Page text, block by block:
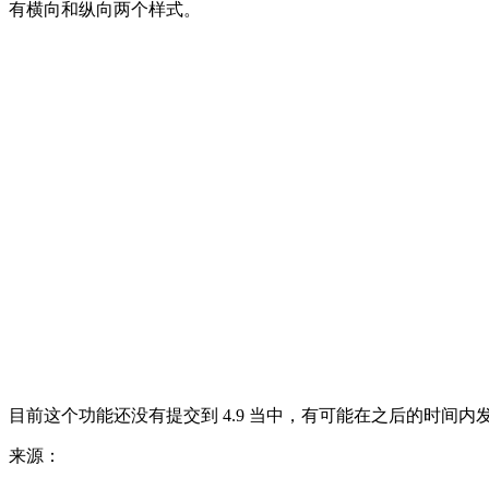
有横向和纵向两个样式。
目前这个功能还没有提交到 4.9 当中，有可能在之后的时间内
来源：